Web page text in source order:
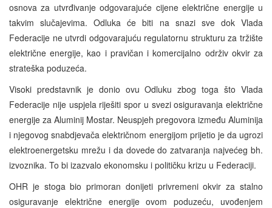
osnova za utvrđivanje odgovarajuće cijene električne energije u
takvim slučajevima. Odluka će biti na snazi sve dok Vlada
Federacije ne utvrdi odgovarajuću regulatornu strukturu za tržište
električne energije, kao i pravičan i komercijalno održiv okvir za
strateška poduzeća.
Visoki predstavnik je donio ovu Odluku zbog toga što Vlada
Federacije nije uspjela riješiti spor u svezi osiguravanja električne
energije za Aluminij Mostar. Neuspjeh pregovora između Aluminija
i njegovog snabdjevača električnom energijom prijetio je da ugrozi
elektroenergetsku mrežu i da dovede do zatvaranja najvećeg bh.
izvoznika. To bi izazvalo ekonomsku i političku krizu u Federaciji.
OHR je stoga bio primoran donijeti privremeni okvir za stalno
osiguravanje električne energije ovom poduzeću, uvođenjem